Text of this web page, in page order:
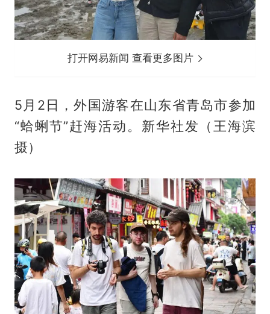
打开网易新闻 查看更多图片
5月2日，外国游客在山东省青岛市参加
“蛤蜊节”赶海活动。新华社发（王海滨
摄）